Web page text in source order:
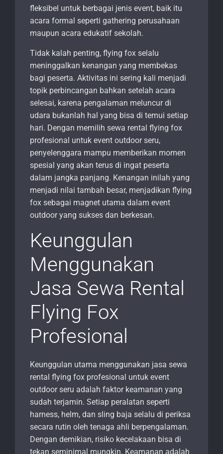
fleksibel untuk berbagai jenis event, baik itu
acara formal seperti gathering perusahaan
maupun acara edukatif sekolah.
Tidak kalah penting, flying fox selalu
meninggalkan kenangan yang membekas
bagi peserta. Aktivitas ini sering kali menjadi
topik perbincangan bahkan setelah acara
selesai, karena pengalaman meluncur di
udara bukanlah hal yang bisa di temui setiap
hari. Dengan memilih sewa rental flying fox
profesional untuk event outdoor seru,
penyelenggara mampu memberikan momen
spesial yang akan terus di ingat peserta
dalam jangka panjang. Kenangan inilah yang
menjadi nilai tambah besar, menjadikan flying
fox sebagai magnet utama dalam event
outdoor yang sukses dan berkesan.
Keunggulan
Menggunakan
Jasa Sewa Rental
Flying Fox
Profesional
Keunggulan utama menggunakan jasa sewa
rental flying fox profesional untuk event
outdoor seru adalah faktor keamanan yang
sudah terjamin. Setiap peralatan seperti
harness, helm, dan sling baja selalu di periksa
secara rutin oleh tenaga ahli berpengalaman.
Dengan demikian, risiko kecelakaan bisa di
tekan seminimal mungkin. Keamanan adalah